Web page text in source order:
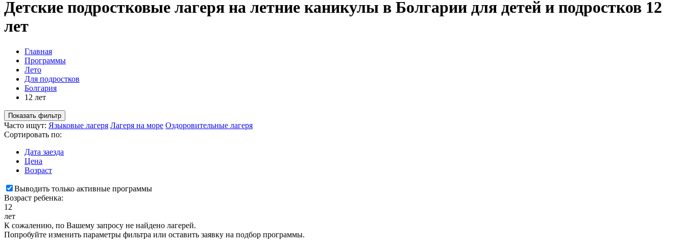
Детские подростковые лагеря на летние каникулы в Болгарии для детей и подростков 12
лет
Главная
Программы
Лето
Для подростков
Болгария
12 лет
Показать фильтр
Часто ищут: Языковые лагеря Лагеря на море Оздоровительные лагеря
Сортировать по:
Дата заезда
Цена
Возраст
Выводить только активные программы
Возраст ребенка:
12
лет
К сожалению, по Вашему запросу не найдено лагерей.
Попробуйте изменить параметры фильтра или оставить заявку на подбор программы.